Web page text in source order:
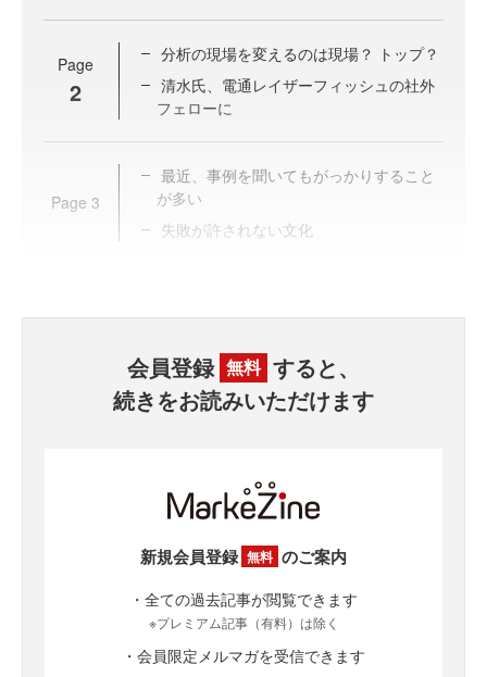
Page
2
分析の現場を変えるのは現場？ トップ？
清水氏、電通レイザーフィッシュの社外
フェローに
Page 3
最近、事例を聞いてもがっかりすること
が多い
失敗が許されない文化
会員登録 無料 すると、
続きをお読みいただけます
新規会員登録 無料 のご案内
・全ての過去記事が閲覧できます
※プレミアム記事（有料）は除く
・会員限定メルマガを受信できます